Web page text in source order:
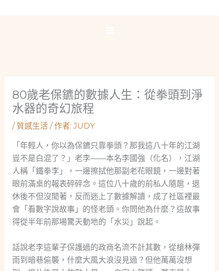
80歲老保鑣的數據人生：從拳頭到淨
水器的奇幻旅程
/ 質感生活/ 作者:JUDY
「年輕人，你以為保鑣只靠拳頭？那我這八十年的江湖
豈不是白混了？」老李——本名李國強（化名），江湖
人稱「鐵拳李」，一邊擦拭他那副老花眼鏡，一邊對著
眼前滿桌的報表碎碎念。這位八十歲的前私人隨扈，退
休後不但沒閒著，反而迷上了數據解讀，成了社區裡最
會「看數字說故事」的怪老頭。你問他為什麼？這故事
得從半年前那場驚天動地的「水災」說起。
話說老李這輩子保護過的政商名流不計其數，從槍林彈
雨到暗巷偷襲，什麼大風大浪沒見過？但他萬萬沒想